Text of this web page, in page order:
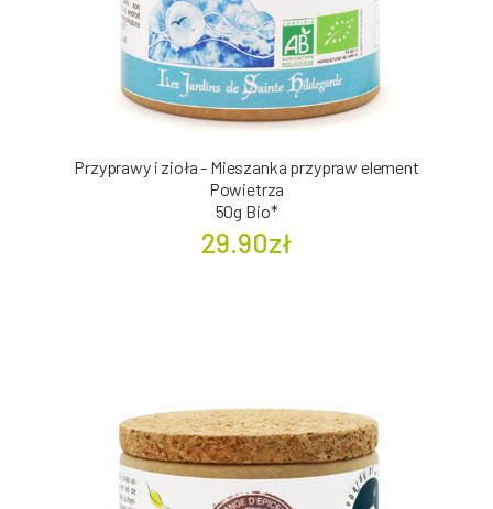
Przyprawy i zioła - Mieszanka przypraw element
Powietrza
50g Bio*
29.90zł